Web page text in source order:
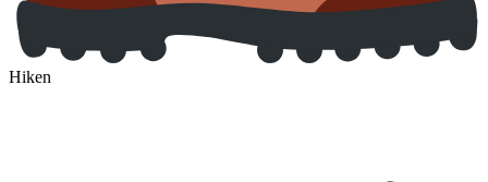
Hiken